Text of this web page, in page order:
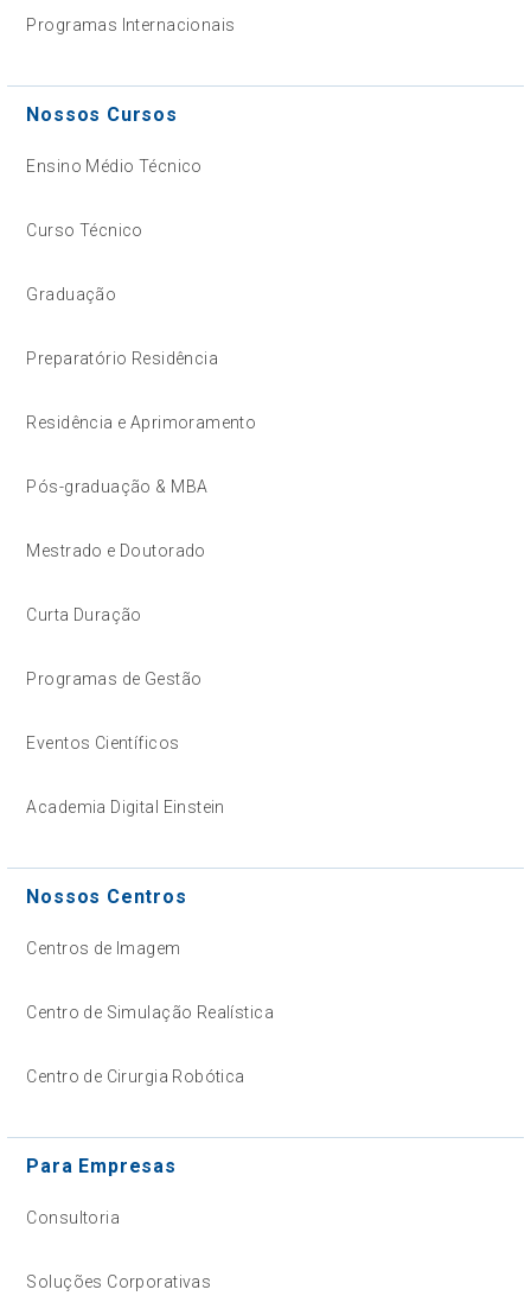
Programas Internacionais
Nossos Cursos
Ensino Médio Técnico
Curso Técnico
Graduação
Preparatório Residência
Residência e Aprimoramento
Pós-graduação & MBA
Mestrado e Doutorado
Curta Duração
Programas de Gestão
Eventos Científicos
Academia Digital Einstein
Nossos Centros
Centros de Imagem
Centro de Simulação Realística
Centro de Cirurgia Robótica
Para Empresas
Consultoria
Soluções Corporativas